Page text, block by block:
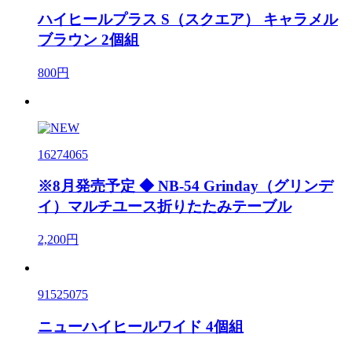
ハイヒールプラス S（スクエア） キャラメル
ブラウン 2個組
800円
16274065
※8月発売予定 ◆ NB-54 Grinday（グリンデ
イ）マルチユース折りたたみテーブル
2,200円
91525075
ニューハイヒールワイド 4個組